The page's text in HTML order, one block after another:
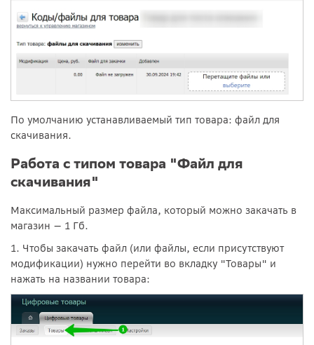
По умолчанию устанавливаемый тип товара: файл для
скачивания.
Работа с типом товара "Файл для
скачивания"
Максимальный размер файла, который можно закачать в
магазин — 1 Гб.
1. Чтобы закачать файл (или файлы, если присутствуют
модификации) нужно перейти во вкладку "Товары" и
нажать на названии товара: